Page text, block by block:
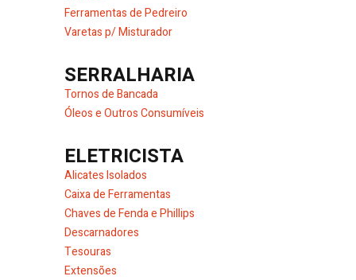
Ferramentas de Pedreiro
Varetas p/ Misturador
SERRALHARIA
Tornos de Bancada
Óleos e Outros Consumíveis
ELETRICISTA
Alicates Isolados
Caixa de Ferramentas
Chaves de Fenda e Phillips
Descarnadores
Tesouras
Extensões